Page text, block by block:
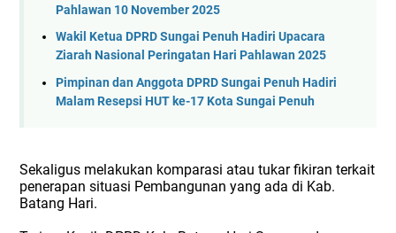
Pahlawan 10 November 2025
Wakil Ketua DPRD Sungai Penuh Hadiri Upacara
Ziarah Nasional Peringatan Hari Pahlawan 2025
Pimpinan dan Anggota DPRD Sungai Penuh Hadiri
Malam Resepsi HUT ke-17 Kota Sungai Penuh
Sekaligus melakukan komparasi atau tukar fikiran terkait
penerapan situasi Pembangunan yang ada di Kab.
Batang Hari.